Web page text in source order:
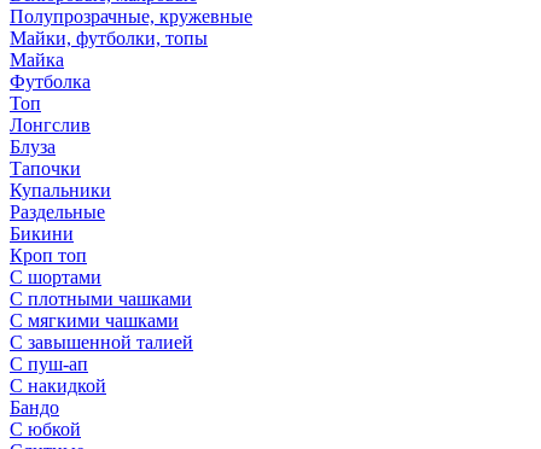
Полупрозрачные, кружевные
Майки, футболки, топы
Майка
Футболка
Топ
Лонгслив
Блуза
Тапочки
Купальники
Раздельные
Бикини
Кроп топ
С шортами
С плотными чашками
С мягкими чашками
С завышенной талией
С пуш-ап
С накидкой
Бандо
С юбкой